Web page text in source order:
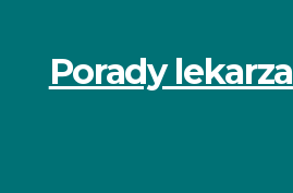
Porady lekarza